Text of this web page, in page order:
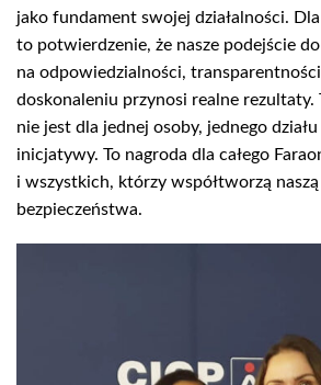
jako fundament swojej działalności.
to potwierdzenie, że nasze podejście
na odpowiedzialności, transparentności
doskonaleniu przynosi realne rezultaty.
nie jest dla jednej osoby, jednego
inicjatywy. To nagroda dla całego
i wszystkich, którzy współtworzą
bezpieczeństwa.